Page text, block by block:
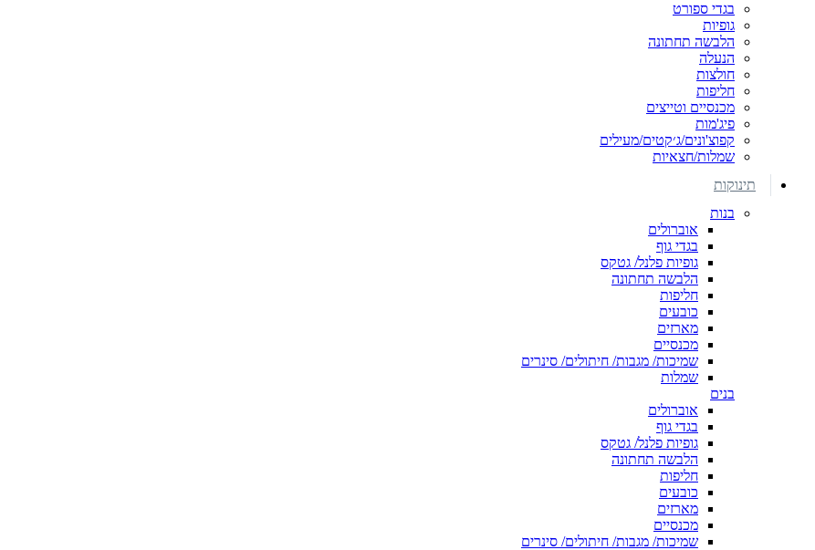
בגדי ספורט
גופיות
הלבשה תחתונה
הנעלה
חולצות
חליפות
מכנסיים וטייצים
פיג'מות
קפוצ'ונים/ג׳קטים/מעילים
שמלות/חצאיות
תינוקות
בנות
אוברולים
בגדי גוף
גופיות פלנל/ גטקס
הלבשה תחתונה
חליפות
כובעים
מארזים
מכנסיים
שמיכות/ מגבות/ חיתולים/ סינרים
שמלות
בנים
אוברולים
בגדי גוף
גופיות פלנל/ גטקס
הלבשה תחתונה
חליפות
כובעים
מארזים
מכנסיים
שמיכות/ מגבות/ חיתולים/ סינרים